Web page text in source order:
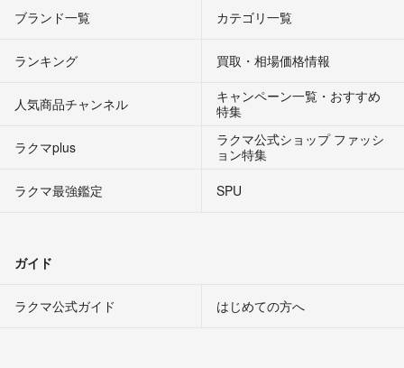
ブランド一覧 カテゴリ一覧
ランキング 買取・相場価格情報
人気商品チャンネル
キャンペーン一覧・おすすめ
特集
ラクマplus
ラクマ公式ショップ ファッシ
ョン特集
ラクマ最強鑑定
SPU
ガイド
ラクマ公式ガイド はじめての方へ